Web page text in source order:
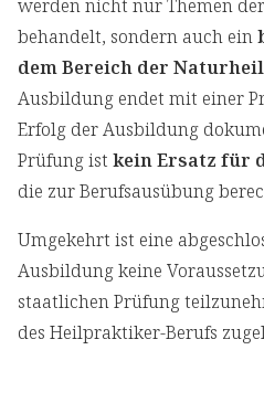
werden nicht nur Themen
behandelt, sondern auch ein
dem Bereich der
Ausbildung endet mit einer
Erfolg der Ausbildung
Prüfung ist kein Ersatz für
die zur Berufsausübung
Umgekehrt ist eine
Ausbildung keine
staatlichen Prüfung
des Heilpraktiker-Berufs